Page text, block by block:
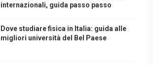
internazionali, guida passo passo
Dove studiare fisica in Italia: guida alle
migliori università del Bel Paese